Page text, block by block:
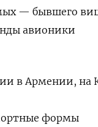
— бывшего
авионики
в Армении, на
формы